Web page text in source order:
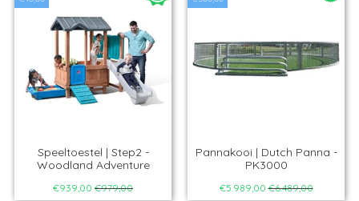
Speeltoestel | Step2 -
Woodland Adventure
€939,00 €979,00
Pannakooi | Dutch Panna -
PK3000
€5.989,00 €6.489,00